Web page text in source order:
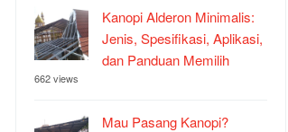
Kanopi Alderon Minimalis:
Jenis, Spesifikasi, Aplikasi,
dan Panduan Memilih
662 views
Mau Pasang Kanopi?